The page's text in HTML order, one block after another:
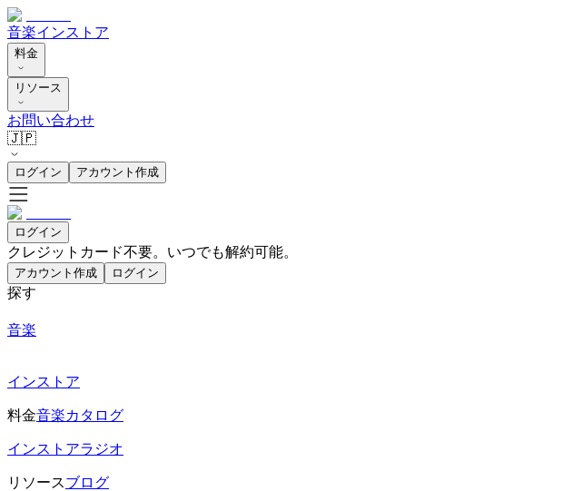
音楽インストア
料金
リソース
お問い合わせ
🇯🇵
ログイン アカウント作成
ログイン
クレジットカード不要。いつでも解約可能。
アカウント作成 ログイン
探す
音楽
インストア
料金音楽カタログ
インストアラジオ
リソースブログ